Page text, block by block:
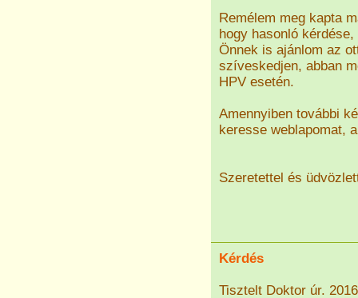
Remélem meg kapta
hogy hasonló
Önnek is ajánlom az
szíveskedjen, abban
HPV esetén.
Amennyiben további
keresse weblapomat,
Szeretettel és
Kérdés
Tisztelt Doktor úr.